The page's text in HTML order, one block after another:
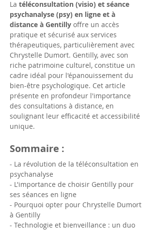
La téléconsultation (visio) et séance
psychanalyse (psy) en ligne et à
distance à Gentilly offre un accès
pratique et sécurisé aux services
thérapeutiques, particulièrement avec
Chrystelle Dumort. Gentilly, avec son
riche patrimoine culturel, constitue un
cadre idéal pour l'épanouissement du
bien-être psychologique. Cet article
présente en profondeur l'importance
des consultations à distance, en
soulignant leur efficacité et accessibilité
unique.
Sommaire :
- La révolution de la téléconsultation en
psychanalyse
- L'importance de choisir Gentilly pour
ses séances en ligne
- Pourquoi opter pour Chrystelle Dumort
à Gentilly
- Technologie et bienveillance : un duo